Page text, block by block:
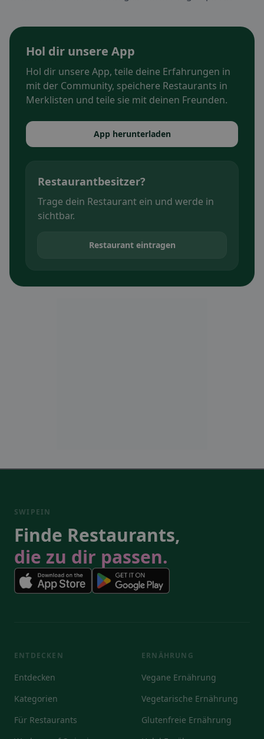
Hol dir unsere App
Hol dir unsere App, teile deine Erfahrungen in
mit der Community, speichere Restaurants in
Merklisten und teile sie mit deinen Freunden.
App herunterladen
Restaurantbesitzer?
Trage dein Restaurant ein und werde in
sichtbar.
Restaurant eintragen
SWIPEIN
Finde Restaurants,
die zu dir passen.
ENTDECKEN
Entdecken
Kategorien
Für Restaurants
ERNÄHRUNG
Vegane Ernährung
Vegetarische Ernährung
Glutenfreie Ernährung